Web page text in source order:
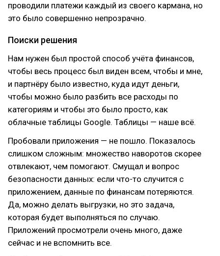
проводили платежи каждый из своего кармана, но
это было совершенно непрозрачно.
Поиски решения
Нам нужен был простой способ учёта финансов,
чтобы весь процесс был виден всем, чтобы и мне,
и партнёру было известно, куда идут деньги,
чтобы можно было разбить все расходы по
категориям и чтобы это было просто, как
облачные таблицы Google. Таблицы — наше всё.
Пробовали приложения — не пошло. Показалось
слишком сложным: множество наворотов скорее
отвлекают, чем помогают. Смущал и вопрос
безопасности данных: если что-то случится с
приложением, данные по финансам потеряются.
Да, можно делать выгрузки, но это задача,
которая будет выполняться по случаю.
Приложений просмотрели очень много, даже
сейчас и не вспомнить все.